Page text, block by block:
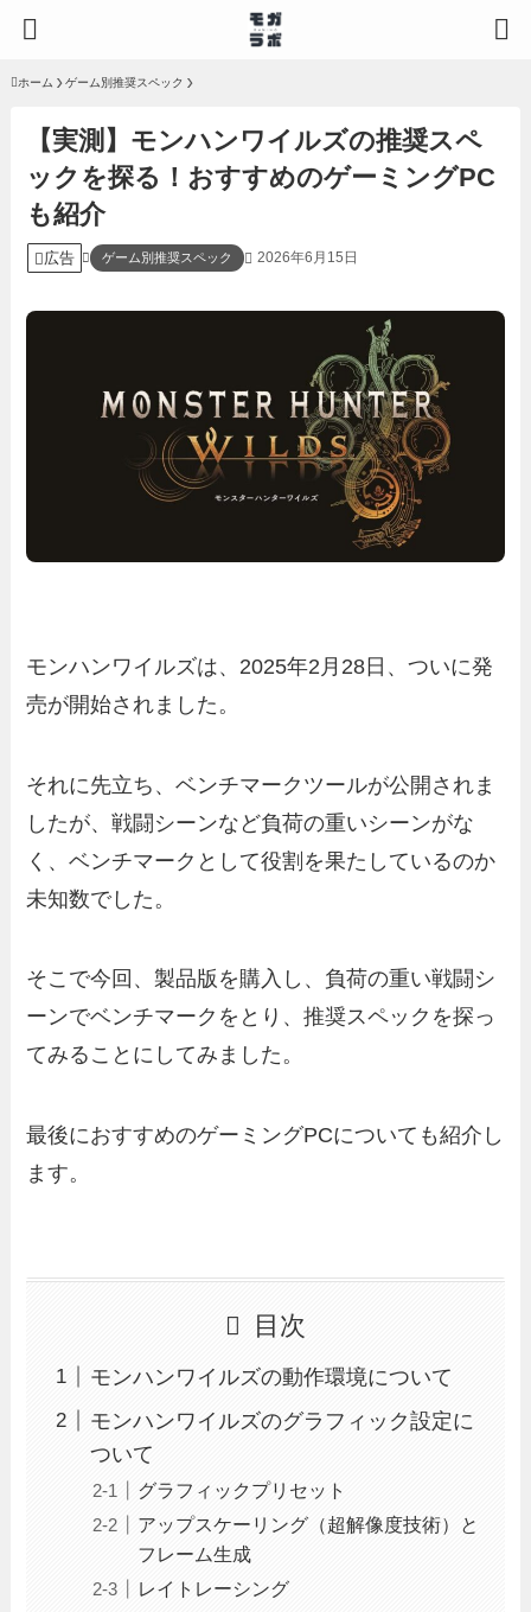
ホーム ゲーム別推奨スペック
【実測】モンハンワイルズの推奨スペ
ックを探る！おすすめのゲーミングPC
も紹介
広告 ゲーム別推奨スペック 2026年6月15日
モンハンワイルズは、2025年2月28日、ついに発
売が開始されました。
それに先立ち、ベンチマークツールが公開されま
したが、戦闘シーンなど負荷の重いシーンがな
く、ベンチマークとして役割を果たしているのか
未知数でした。
そこで今回、製品版を購入し、負荷の重い戦闘シ
ーンでベンチマークをとり、推奨スペックを探っ
てみることにしてみました。
最後におすすめのゲーミングPCについても紹介し
ます。
目次
モンハンワイルズの動作環境について
モンハンワイルズのグラフィック設定に
ついて
グラフィックプリセット
アップスケーリング（超解像度技術）と
フレーム生成
レイトレーシング